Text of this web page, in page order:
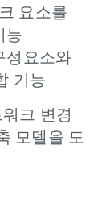
요소를
능
성요소와
기능
크 변경
모델을 도